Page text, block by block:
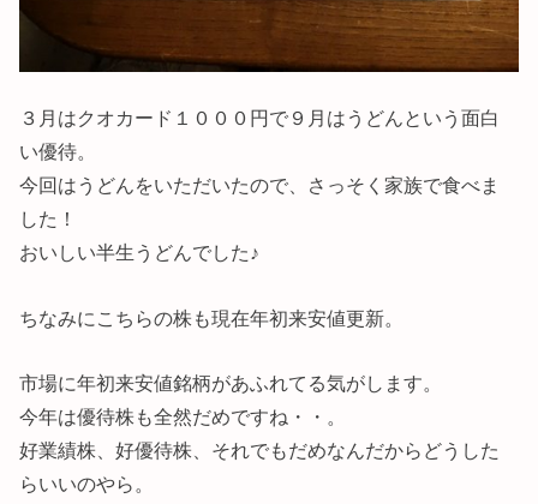
３月はクオカード１０００円で９月はうどんという面白
い優待。
今回はうどんをいただいたので、さっそく家族で食べま
した！
おいしい半生うどんでした♪
ちなみにこちらの株も現在年初来安値更新。
市場に年初来安値銘柄があふれてる気がします。
今年は優待株も全然だめですね・・。
好業績株、好優待株、それでもだめなんだからどうした
らいいのやら。